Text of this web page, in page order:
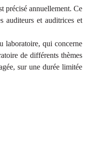
précisé annuellement. Ce
auditeurs et auditrices et
laboratoire, qui concerne
de différents thèmes
sur une durée limitée